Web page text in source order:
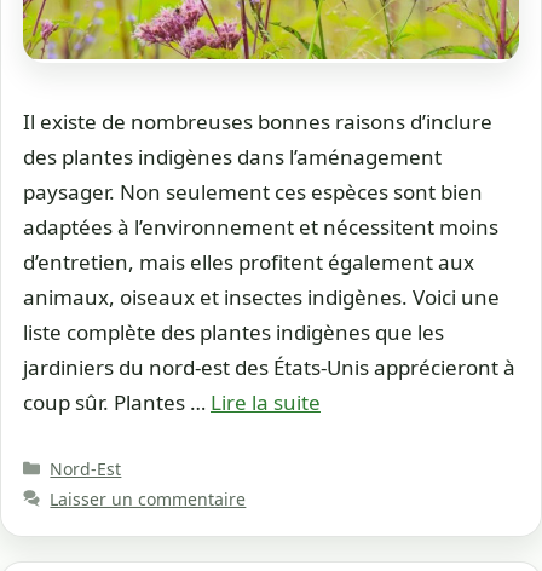
Il existe de nombreuses bonnes raisons d’inclure
des plantes indigènes dans l’aménagement
paysager. Non seulement ces espèces sont bien
adaptées à l’environnement et nécessitent moins
d’entretien, mais elles profitent également aux
animaux, oiseaux et insectes indigènes. Voici une
liste complète des plantes indigènes que les
jardiniers du nord-est des États-Unis apprécieront à
coup sûr. Plantes … Lire la suite
Catégories
Nord-Est
Laisser un commentaire